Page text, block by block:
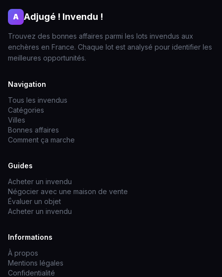
A Adjugé ! Invendu !
Trouvez des bonnes affaires parmi les lots invendus aux
enchères en France. Chaque lot est analysé pour identifier les
meilleures opportunités.
Navigation
Tous les invendus
Catégories
Villes
Bonnes affaires
Comment ça marche
Guides
Acheter un invendu
Négocier avec une maison de vente
Évaluer un objet
Acheter un invendu
Informations
À propos
Mentions légales
Confidentialité